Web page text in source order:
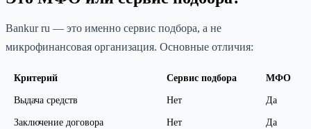
Bankur ru — это именно сервис подбора, а не
микрофинансовая организация. Основные отличия:
Критерий Сервис подбора МФО
Выдача средств Нет Да
Заключение договора Нет Да